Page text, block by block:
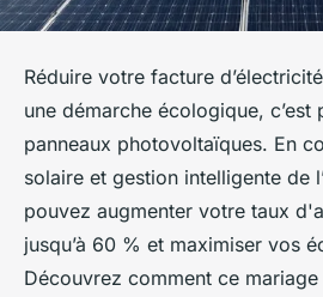
Réduire votre facture
une démarche écologique, c’est
panneaux photovoltaïques. En
solaire et gestion intelligente de
pouvez augmenter votre taux
jusqu’à 60 % et maximiser vos
Découvrez comment ce